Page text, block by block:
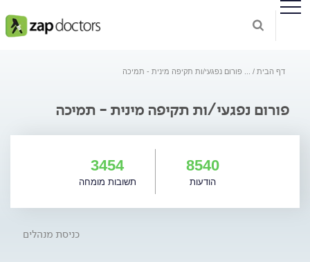
דף הבית פורום נפגעי/ות תקיפה מינית - תמיכה
פורום נפגעי/ות תקיפה מינית - תמיכה
8540
הודעות
3454
תשובות מומחה
כניסת מנהלים